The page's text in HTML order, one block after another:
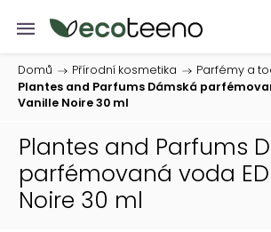
Domů / Přírodní kosmetika / Parfémy a
Plantes and Parfums Dámská
Vanille Noire 30 ml
Plantes and Parfums
parfémovaná voda
Noire 30 ml